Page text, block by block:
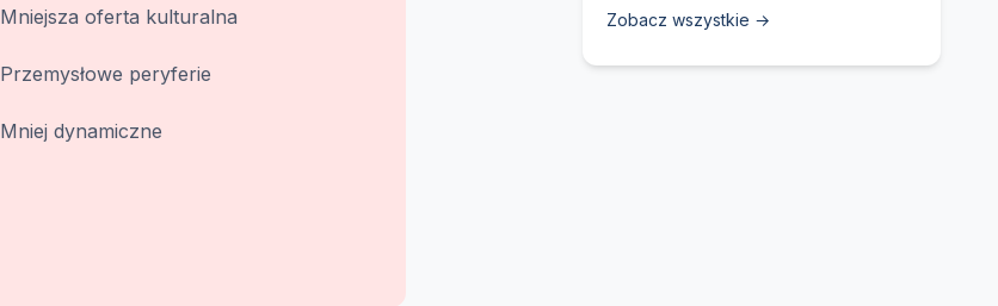
Mniejsza oferta kulturalna
Przemysłowe peryferie
Mniej dynamiczne
Zobacz wszystkie →